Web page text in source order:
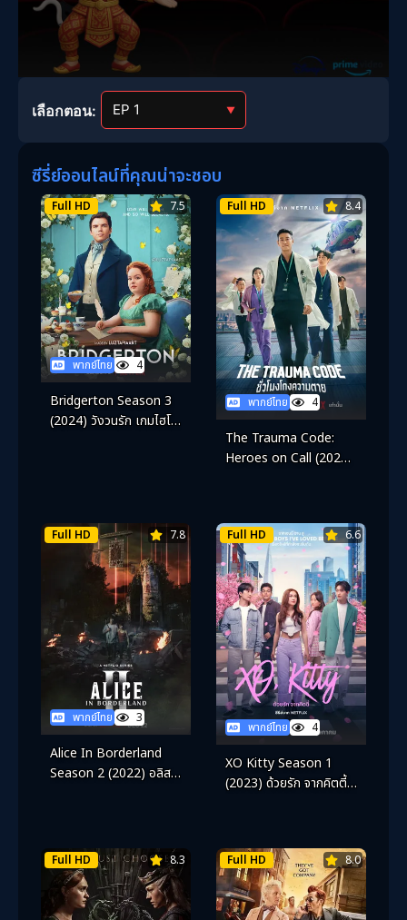
เลือกตอน: ▼
ซีรี่ย์ออนไลน์ที่คุณน่าจะชอบ
Full HD 7.5
พากย์ไทย 4
Bridgerton Season 3
(2024) วังวนรัก เกมไฮโซ
Full HD 8.4
พากย์ไทย 4
The Trauma Code:
Heroes on Call (2025)
Full HD 7.8
พากย์ไทย 3
Alice In Borderland
Season 2 (2022) อลิสใน
Full HD 6.6
พากย์ไทย 4
XO Kitty Season 1
(2023) ด้วยรัก จากคิตตี้ ซี
Full HD 8.3 Full HD 8.0